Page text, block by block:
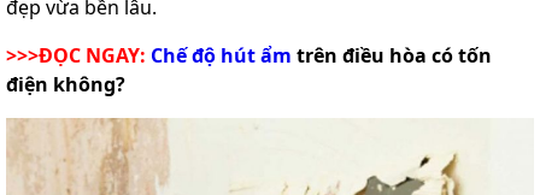
đẹp vừa bền lâu.
>>>ĐỌC NGAY: Chế độ hút ẩm trên điều hòa có tốn
điện không?